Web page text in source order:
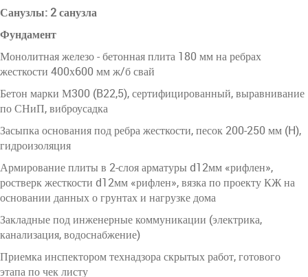
Санузлы: 2 санузла
Фундамент
Монолитная железо - бетонная плита 180 мм на ребрах
жесткости 400х600 мм ж/б свай
Бетон марки М300 (B22,5), сертифицированный, выравнивание
по СНиП, виброусадка
Засыпка основания под ребра жесткости, песок 200-250 мм (H),
гидроизоляция
Армирование плиты в 2-слоя арматуры d12мм «рифлен»,
ростверк жесткости d12мм «рифлен», вязка по проекту КЖ на
основании данных о грунтах и нагрузке дома
Закладные под инженерные коммуникации (электрика,
канализация, водоснабжение)
Приемка инспектором технадзора скрытых работ, готового
этапа по чек листу